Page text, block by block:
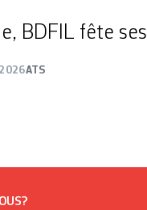
BDFIL fête ses
ATS